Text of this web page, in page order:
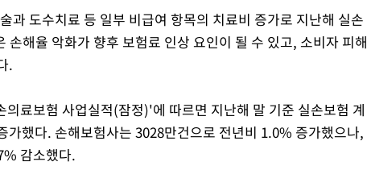
과 도수치료 등 일부 비급여 항목의 치료비 증가로 지난해 실손
손해율 악화가 향후 보험료 인상 요인이 될 수 있고, 소비자 피해
.
료보험 사업실적(잠정)'에 따르면 지난해 말 기준 실손보험 계
가했다. 손해보험사는 3028만건으로 전년비 1.0% 증가했으나,
감소했다.